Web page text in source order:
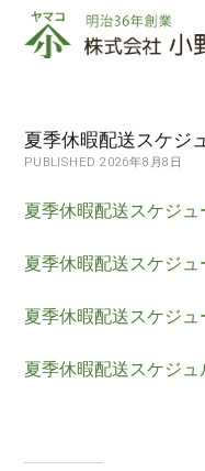
株
式
小
野
商
夏季休暇配送スケジ
PUBLISHED 2026年8月8日
夏季休暇配送スケジ
夏季休暇配送スケジ
夏季休暇配送スケジ
夏季休暇配送スケジ